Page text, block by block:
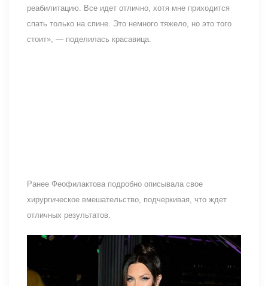
реабилитацию. Все идет отлично, хотя мне приходится
спать только на спине. Это немного тяжело, но это того
стоит», — поделилась красавица.
Ранее Феофилактова подробно описывала свое
хирургическое вмешательство, подчеркивая, что ждет
отличных результатов.